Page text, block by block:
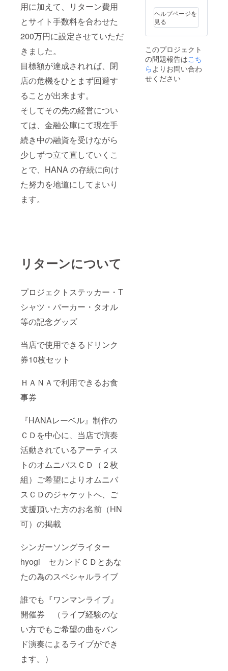
用に加えて、リターン費用
とサイト手数料を合わせた
200万円に設定させていただ
きました。
目標額が達成されれば、閉
店の危機をひとまず回避す
ることが出来ます。
そしてその先の経営につい
ては、金融公庫にて現在手
続き中の融資を受けながら
少しずつ立て直していくこ
とで、HANA の存続に向け
た努力を地道にしてまいり
ます。
リターンについて
プロジェクトステッカー・T
シャツ・パーカー・タオル
等の記念グッズ
当店で使用できるドリンク
券10枚セット
ＨＡＮＡで利用できるお食
事券
『HANAレーベル』制作の
ＣＤを中心に、当店で演奏
活動されているアーティス
トのオムニバスＣＤ（２枚
組）ご希望によりオムニバ
スＣＤのジャケットへ、ご
支援頂いた方のお名前（HN
可）の掲載
シンガーソングライター
hyogi セカンドＣＤとあな
たの為のスペシャルライブ
誰でも『ワンマンライブ』
開催券 （ライブ経験のな
い方でもご希望の曲をバン
ド演奏によるライブができ
ます。）
す。ご
都合許
す場合
は、リ
の額に
上乗せ
して、
ご支援
頂けま
お問合
せくだ
さい。
詳細は
にお書
きくだ
さい。
松本市
近隣の
ヘルプページを
見る
このプロジェクト
の問題報告はこち
らよりお問い合わ
せください